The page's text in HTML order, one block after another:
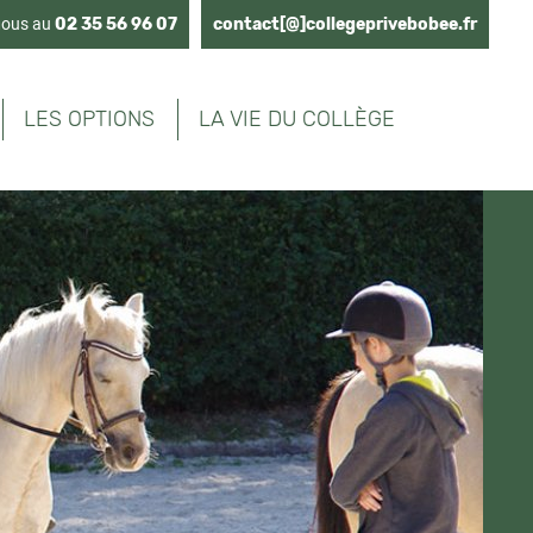
contact[@]collegeprivebobee.fr
au 02 35 56 96 07
LES OPTIONS LA VIE DU COLLÈGE